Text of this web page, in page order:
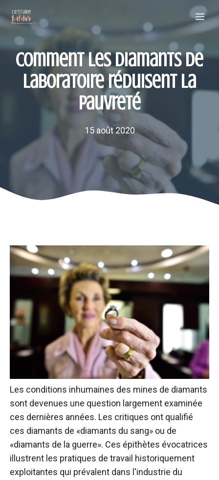
au
contenu
Comment les diamants de
laboratoire réduisent la
pauvreté
15 août 2020
Les conditions inhumaines des mines de diamants
sont devenues une question largement examinée
ces dernières années. Les critiques ont qualifié
ces diamants de «diamants du sang» ou de
«diamants de la guerre». Ces épithètes évocatrices
illustrent les pratiques de travail historiquement
exploitantes qui prévalent dans l'industrie du